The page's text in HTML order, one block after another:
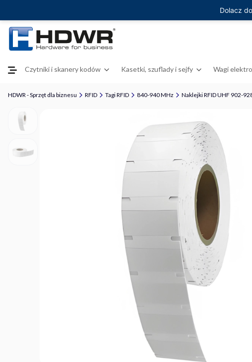
Czytniki i skanery kodów Kasetki, szuflady i sejfy Wagi
HDWR - Sprzęt dla biznesu RFID Tagi RFID 840-940 MHz Naklejki RFID UHF 902-
Dolacz